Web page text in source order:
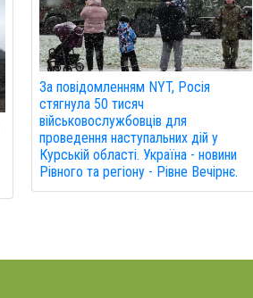
За повідомленням NYT, Росія
стягнула 50 тисяч
військовослужбовців для
проведення наступальних дій у
Курській області. Україна - новини
Рівного та регіону - Рівне Вечірнє.